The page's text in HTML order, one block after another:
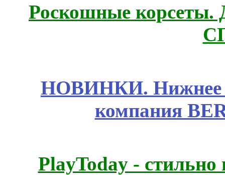
Роскошные корсеты.
НОВИНКИ. Нижнее
компания
PlayToday -